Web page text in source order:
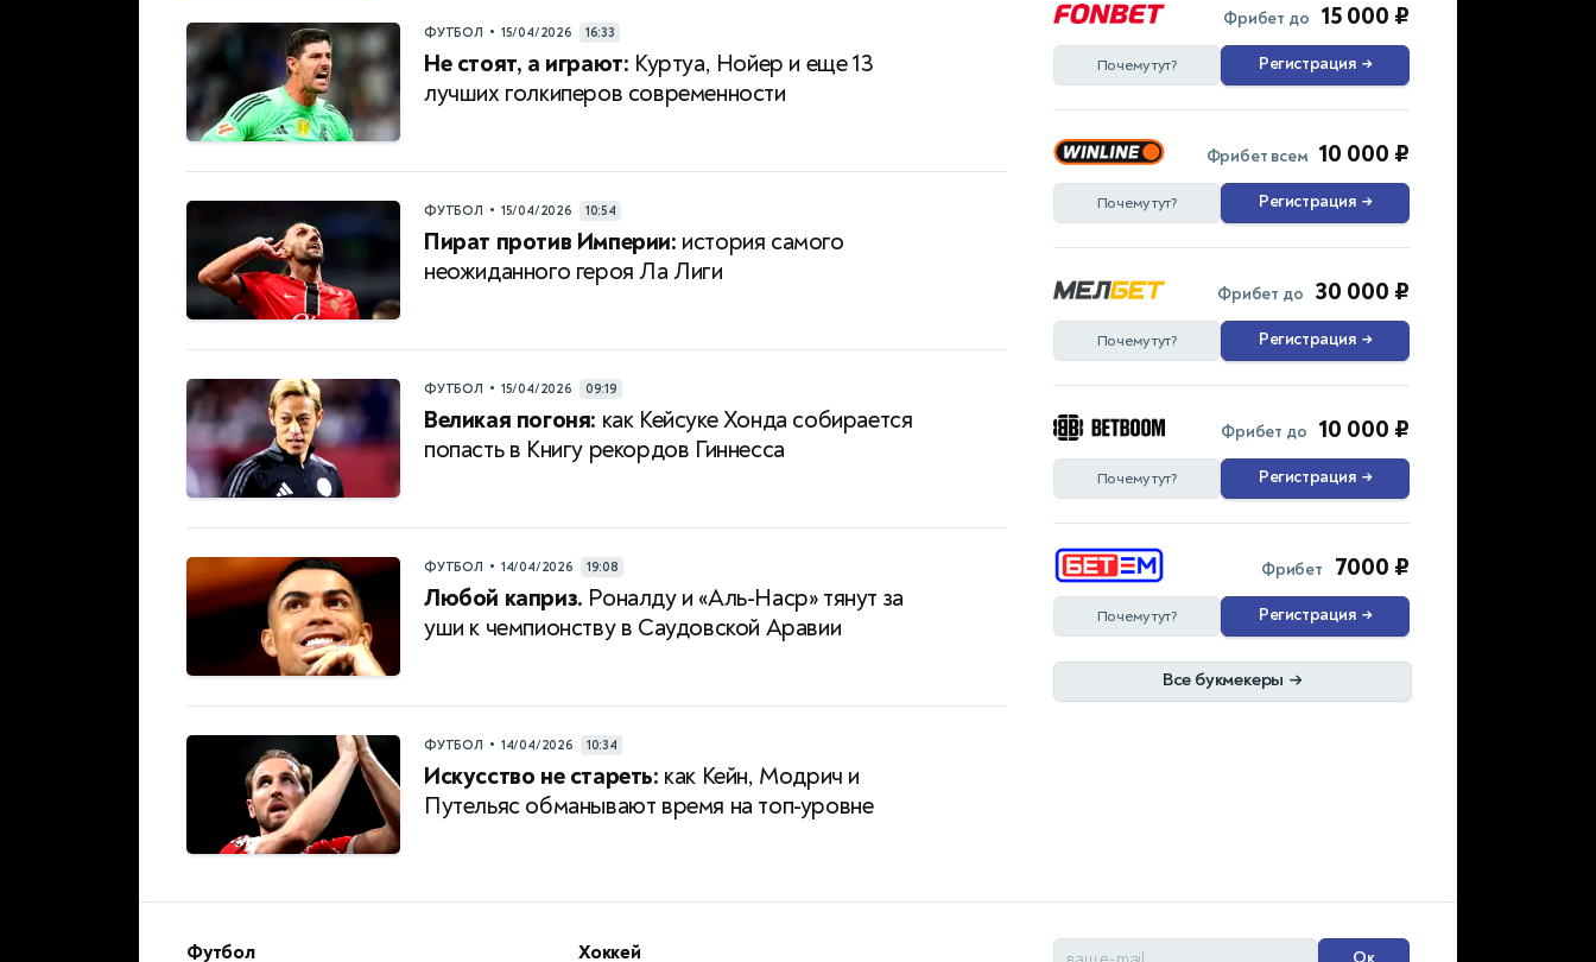
ФУТБОЛ • 15/04/2026 16:33
Не стоят, а играют: Куртуа, Нойер и еще 13
лучших голкиперов современности
ФУТБОЛ • 15/04/2026 10:54
Пират против Империи: история самого
неожиданного героя Ла Лиги
ФУТБОЛ • 15/04/2026 09:19
Великая погоня: как Кейсуке Хонда собирается
попасть в Книгу рекордов Гиннесса
ФУТБОЛ • 14/04/2026 19:08
Любой каприз. Роналду и «Аль-Наср» тянут за
уши к чемпионству в Саудовской Аравии
ФУТБОЛ • 14/04/2026 10:34
Искусство не стареть: как Кейн, Модрич и
Путельяс обманывают время на топ-уровне
Фрибет до 15 000 ₽
Почему тут? Регистрация →
Фрибет всем 10 000 ₽
Почему тут? Регистрация →
Фрибет до 30 000 ₽
Почему тут? Регистрация →
Фрибет до 10 000 ₽
Почему тут? Регистрация →
Фрибет 7000 ₽
Почему тут? Регистрация →
Все букмекеры →
Футбол Хоккей Ок